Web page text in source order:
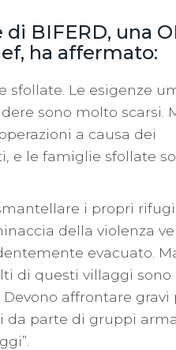
BIFERD, una
ha affermato:
sfollate. Le esigenze
sono molto scarsi.
a causa dei
e le famiglie sfollate
i propri
della violenza
evacuato.
di questi villaggi sono
affrontare
parte di gruppi